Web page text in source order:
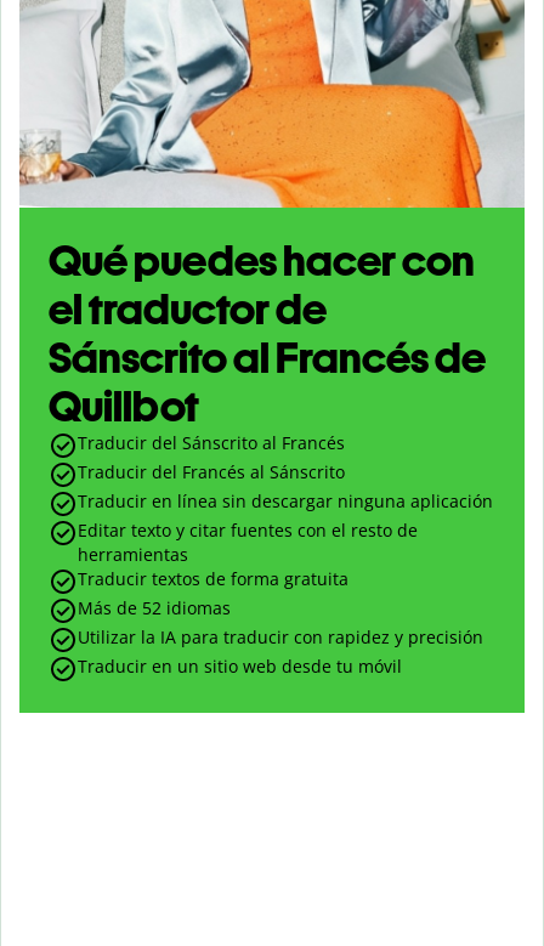
Qué puedes hacer con
el traductor de
Sánscrito al Francés de
Quillbot
Traducir del Sánscrito al Francés
Traducir del Francés al Sánscrito
Traducir en línea sin descargar ninguna aplicación
Editar texto y citar fuentes con el resto de
herramientas
Traducir textos de forma gratuita
Más de 52 idiomas
Utilizar la IA para traducir con rapidez y precisión
Traducir en un sitio web desde tu móvil